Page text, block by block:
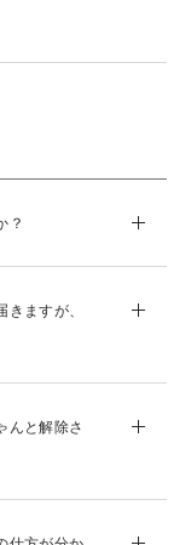
？
ますが、
んと解除さ